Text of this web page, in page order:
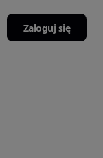
Zaloguj się